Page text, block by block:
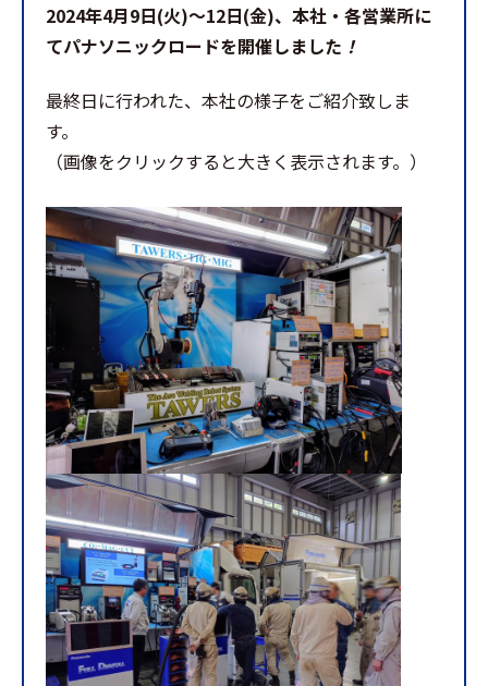
2024年4月9日(火)～12日(金)、本社・各営業所に
てパナソニックロードを開催しました ！
最終日に行われた、本社の様子をご紹介致しま
す。
（画像をクリックすると大きく表示されます。）